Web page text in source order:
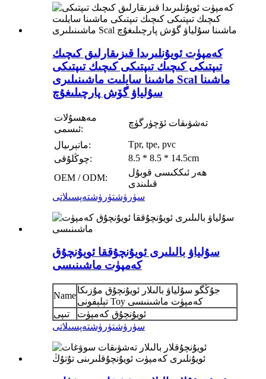
كەمپۈت ئويۇنلىرىدا قىزىقارلىق كىچىك
تىپتىكى كىچىك تىپتىكى كىچىك تىپتىكى
ماشىنا سايلىت ماشىنىلىرى Scal ماشىنا
سۇلياۋ گۆش پارچىلىغۇچ
مەھسۇلات
ئىسمى:
تەشۋىقات ئۆچۈرگۈچ
ماتېرىيال:
Tpr, tpe, pvc
چوڭلۇقى:
8.5 * 8.5 * 14.5cm
OEM / ODM:
ھەر ئىككىسى قوبۇل
قىلىندى
سۈرۈشتۈرۈشتەپسىلاتى
سۇلياۋ بالىلىرى ئويۇنچۇققا ئويۇنچۇق
كەمپۈت ماشىنىسى
Name
جۇڭگو سۇلياۋ بالىلار ئويۇنچۇق مۇزىكا
تېلېفونى Toy كەمپۈت ماشىنىسى
تىپى
ئويۇنچۇق كەمپۈت
سۈرۈشتۈرۈشتەپسىلاتى